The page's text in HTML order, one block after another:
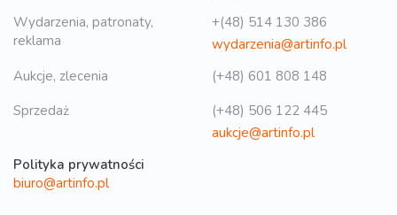
Wydarzenia, patronaty,
reklama
+(48) 514 130 386
wydarzenia@artinfo.pl
Aukcje, zlecenia
(+48) 601 808 148
Sprzedaż
(+48) 506 122 445
aukcje@artinfo.pl
Polityka prywatności
biuro@artinfo.pl